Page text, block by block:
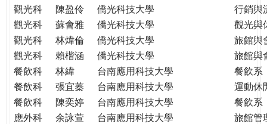
觀光科
陳盈伶 僑光科技大學
行銷與
觀光科
蘇會雅 僑光科技大學
觀光與
觀光科
林煒倫 僑光科技大學
旅館與
觀光科
賴楷涵 僑光科技大學
旅館與
餐飲科
林緯 台南應用科技大學
餐飲系
餐飲科
張宜蓁 台南應用科技大學
運動休
餐飲科
陳奕婷 台南應用科技大學
餐飲系
應外科
余詠萱 台南應用科技大學
旅館管